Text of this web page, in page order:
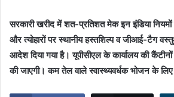
सरकारी खरीद में शत-प्रतिशत मेक इन इंडिया
और त्योहारों पर स्थानीय हस्तशिल्प व जीआई-टैग
आदेश दिया गया है। यूपीसीएल के कार्यालय की
की जाएगी। कम तेल वाले स्वास्थ्यवर्धक भोजन के